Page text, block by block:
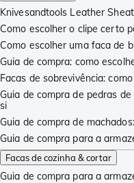
Knivesandtools Leather
Como escolher o clipe certo
Como escolher uma faca de
Guia de compra: como
Facas de sobrevivência:
Guia de compra de pedras
si
Guia de compra de
Guia de compra para a
Facas de cozinha & cortar
Guia de compra para a